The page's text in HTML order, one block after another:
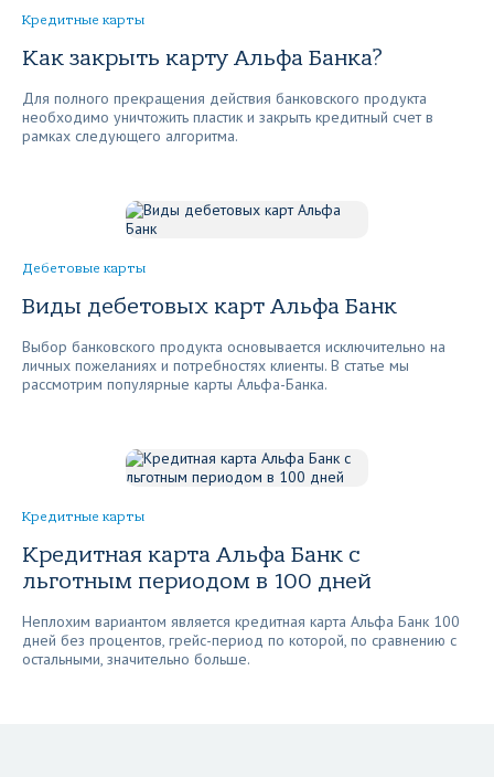
Кредитные карты
Как закрыть карту Альфа Банка?
Для полного прекращения действия банковского продукта
необходимо уничтожить пластик и закрыть кредитный счет в
рамках следующего алгоритма.
Дебетовые карты
Виды дебетовых карт Альфа Банк
Выбор банковского продукта основывается исключительно на
личных пожеланиях и потребностях клиенты. В статье мы
рассмотрим популярные карты Альфа-Банка.
Кредитные карты
Кредитная карта Альфа Банк с
льготным периодом в 100 дней
Неплохим вариантом является кредитная карта Альфа Банк 100
дней без процентов, грейс-период по которой, по сравнению с
остальными, значительно больше.